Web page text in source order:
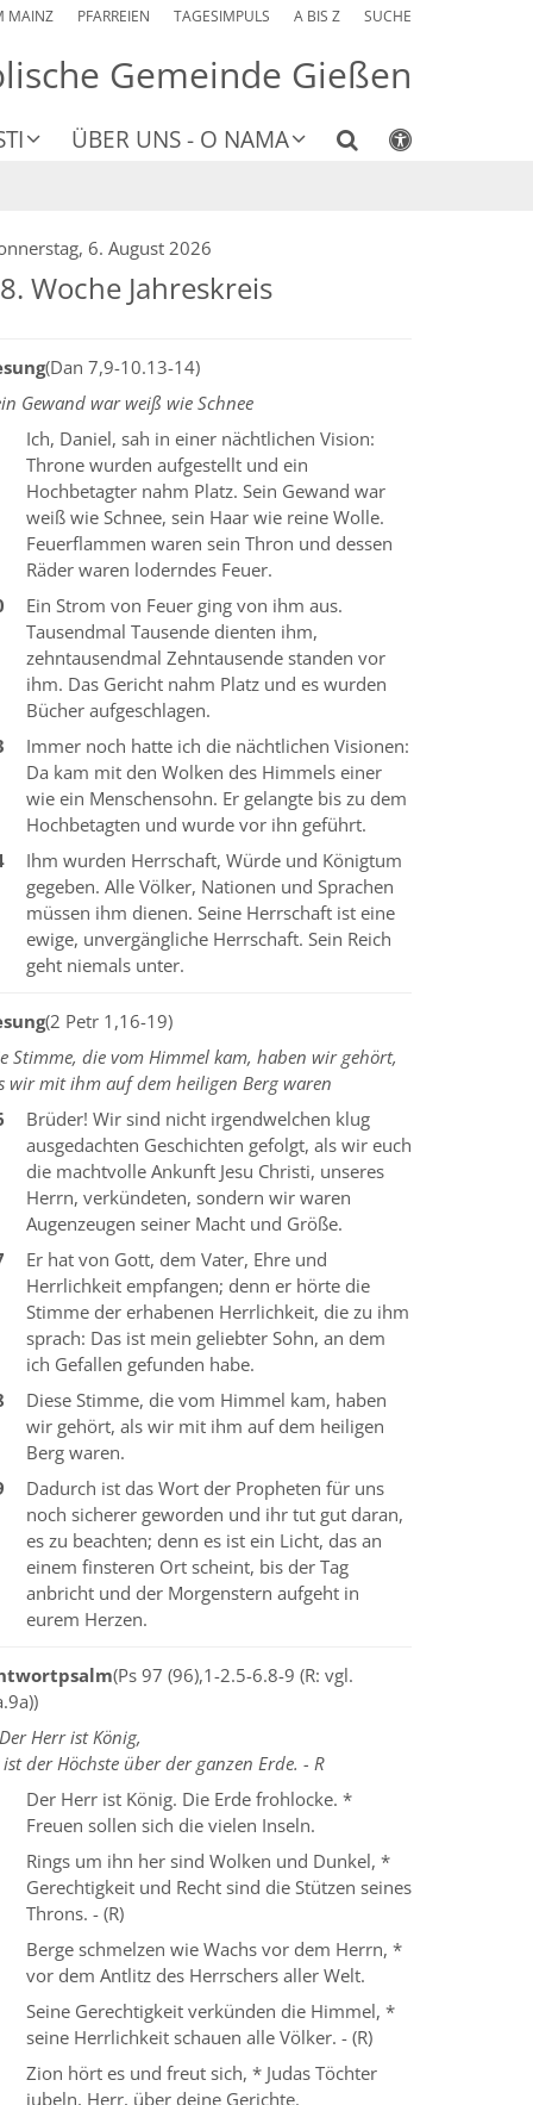
MAINZ PFARREIEN TAGESIMPULS A BIS Z SUCHE
Gemeinde Gießen
ÜBER UNS - O NAMA
6. August 2026
Woche Jahreskreis
(Dan 7,9-10.13-14)
Gewand war weiß wie Schnee
Ich, Daniel, sah in einer nächtlichen Vision:
Throne wurden aufgestellt und ein
Hochbetagter nahm Platz. Sein Gewand war
weiß wie Schnee, sein Haar wie reine Wolle.
Feuerflammen waren sein Thron und dessen
Räder waren loderndes Feuer.
Ein Strom von Feuer ging von ihm aus.
Tausendmal Tausende dienten ihm,
zehntausendmal Zehntausende standen vor
ihm. Das Gericht nahm Platz und es wurden
Bücher aufgeschlagen.
Immer noch hatte ich die nächtlichen Visionen:
Da kam mit den Wolken des Himmels einer
wie ein Menschensohn. Er gelangte bis zu dem
Hochbetagten und wurde vor ihn geführt.
Ihm wurden Herrschaft, Würde und Königtum
gegeben. Alle Völker, Nationen und Sprachen
müssen ihm dienen. Seine Herrschaft ist eine
ewige, unvergängliche Herrschaft. Sein Reich
geht niemals unter.
(2 Petr 1,16-19)
Stimme, die vom Himmel kam, haben wir gehört,
wir mit ihm auf dem heiligen Berg waren
Brüder! Wir sind nicht irgendwelchen klug
ausgedachten Geschichten gefolgt, als wir euch
die machtvolle Ankunft Jesu Christi, unseres
Herrn, verkündeten, sondern wir waren
Augenzeugen seiner Macht und Größe.
Er hat von Gott, dem Vater, Ehre und
Herrlichkeit empfangen; denn er hörte die
Stimme der erhabenen Herrlichkeit, die zu ihm
sprach: Das ist mein geliebter Sohn, an dem
ich Gefallen gefunden habe.
Diese Stimme, die vom Himmel kam, haben
wir gehört, als wir mit ihm auf dem heiligen
Berg waren.
Dadurch ist das Wort der Propheten für uns
noch sicherer geworden und ihr tut gut daran,
es zu beachten; denn es ist ein Licht, das an
einem finsteren Ort scheint, bis der Tag
anbricht und der Morgenstern aufgeht in
eurem Herzen.
(Ps 97 (96),1-2.5-6.8-9 (R: vgl.
Herr ist König,
der Höchste über der ganzen Erde. - R
Der Herr ist König. Die Erde frohlocke. *
Freuen sollen sich die vielen Inseln.
Rings um ihn her sind Wolken und Dunkel, *
Gerechtigkeit und Recht sind die Stützen seines
Throns. - (R)
Berge schmelzen wie Wachs vor dem Herrn, *
vor dem Antlitz des Herrschers aller Welt.
Seine Gerechtigkeit verkünden die Himmel, *
seine Herrlichkeit schauen alle Völker. - (R)
Zion hört es und freut sich, * Judas Töchter
jubeln, Herr, über deine Gerichte.